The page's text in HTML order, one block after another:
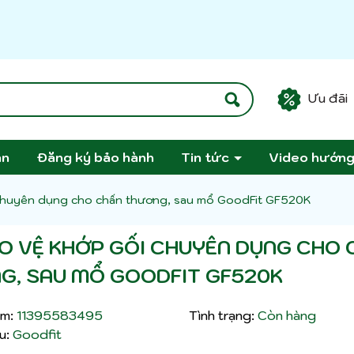
Ưu đãi
Đăng ký bảo hành Tin tức Video
dụng cho chấn thương, sau mổ GoodFit GF520K
VỆ KHỚP GỐI CHUYÊN DỤNG CHO
SAU MỔ GOODFIT GF520K
11395583495 Tình trạng: Còn hàng
Goodfit